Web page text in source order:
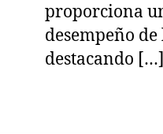
proporciona
desempeño
destacando […]